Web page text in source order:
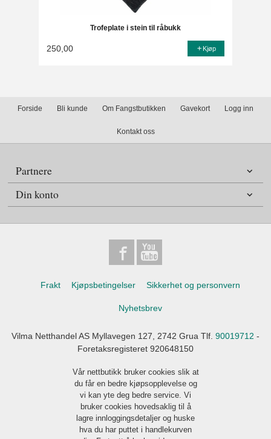
Trofeplate i stein til råbukk
250,00 Kjøp
Forside Bli kunde Om Fangstbutikken Gavekort Logg inn
Kontakt oss
Partnere
Din konto
Frakt Kjøpsbetingelser Sikkerhet og personvern
Nyhetsbrev
Vilma Netthandel AS Myllavegen 127, 2742 Grua Tlf. 90019712 -
Foretaksregisteret 920648150
Vår nettbutikk bruker cookies slik at
du får en bedre kjøpsopplevelse og
vi kan yte deg bedre service. Vi
bruker cookies hovedsaklig til å
lagre innloggingsdetaljer og huske
hva du har puttet i handlekurven